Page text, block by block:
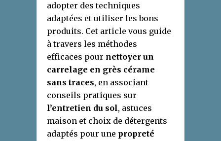
adopter des techniques
adaptées et utiliser les bons
produits. Cet article vous guide
à travers les méthodes
efficaces pour nettoyer un
carrelage en grès cérame
sans traces, en associant
conseils pratiques sur
l’entretien du sol, astuces
maison et choix de détergents
adaptés pour une propreté